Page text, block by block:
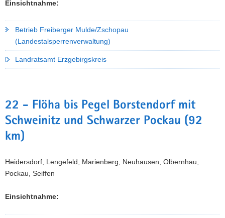
Einsichtnahme:
Betrieb Freiberger Mulde/Zschopau
(Landestalsperrenverwaltung)
Landratsamt Erzgebirgskreis
22 - Flöha bis Pegel Borstendorf mit
Schweinitz und Schwarzer Pockau (92
km)
Heidersdorf, Lengefeld, Marienberg, Neuhausen, Olbernhau,
Pockau, Seiffen
Einsichtnahme: